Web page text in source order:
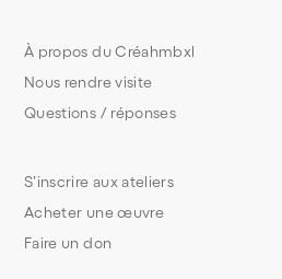
S’inscrire aux ateliers
Acheter une œuvre
Faire un don
À propos du Créahmbxl
Nous rendre visite
Questions / réponses